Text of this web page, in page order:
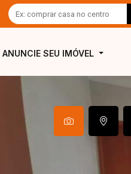
ANUNCIE SEU IMÓVEL